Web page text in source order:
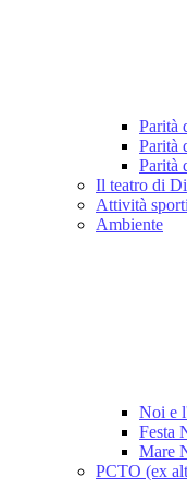
Parità
Parità
Parità
Il teatro di
Attività
Ambiente
Noi e
Festa
Mare
PCTO (ex